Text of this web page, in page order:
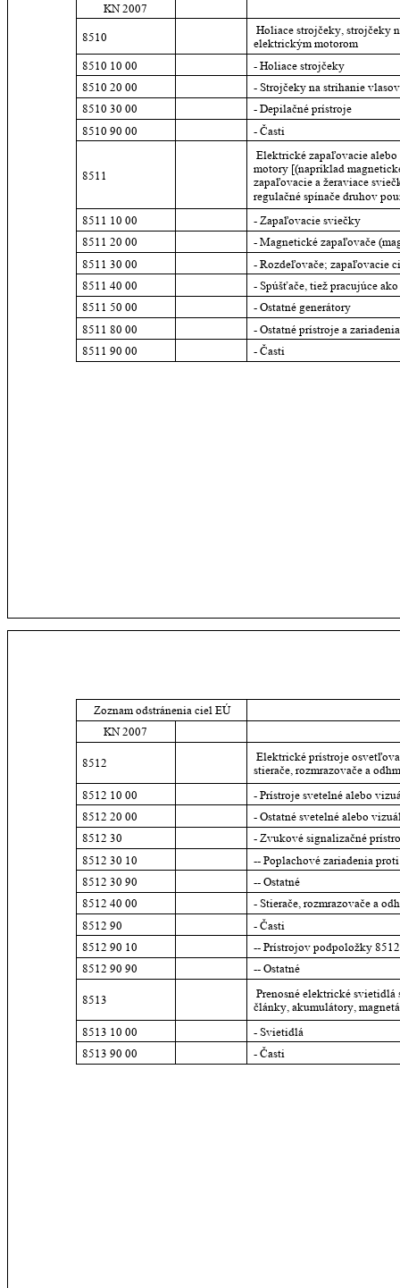
KN 2007
8510
Holiace strojčeky, strojčeky
elektrickým motorom
8510 10 00
- Holiace strojčeky
8510 20 00
- Strojčeky na strihanie
8510 30 00
- Depilačné prístroje
8510 90 00
- Časti
8511
Elektrické zapaľovacie
motory [(napríklad
zapaľovacie a žeraviace
regulačné spínače druhov
8511 10 00
- Zapaľovacie sviečky
8511 20 00
- Magnetické zapaľovače
8511 30 00
- Rozdeľovače; zapaľovacie
8511 40 00
- Spúšťače, tiež pracujúce
8511 50 00
- Ostatné generátory
8511 80 00
- Ostatné prístroje a zariadenia
8511 90 00
- Časti
Zoznam odstránenia ciel EÚ
KN 2007
8512
Elektrické prístroje
stierače, rozmrazovače a
8512 10 00
- Prístroje svetelné alebo
8512 20 00
- Ostatné svetelné alebo
8512 30
- Zvukové signalizačné
8512 30 10
-- Poplachové zariadenia
8512 30 90
-- Ostatné
8512 40 00
- Stierače, rozmrazovače a
8512 90
- Časti
8512 90 10
-- Prístrojov podpoložky
8512 90 90
-- Ostatné
8513
Prenosné elektrické
články, akumulátory,
8513 10 00
- Svietidlá
8513 90 00
- Časti